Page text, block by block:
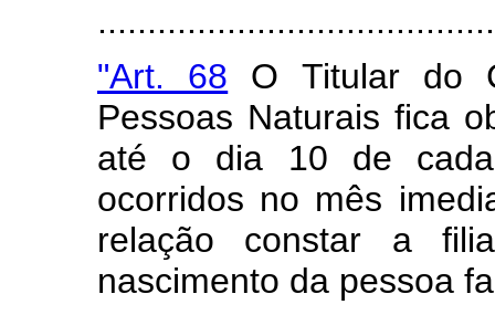
"Art. 68 O Titular do
Pessoas Naturais fica
até o dia 10 de
ocorridos no mês
relação constar a
nascimento da pessoa